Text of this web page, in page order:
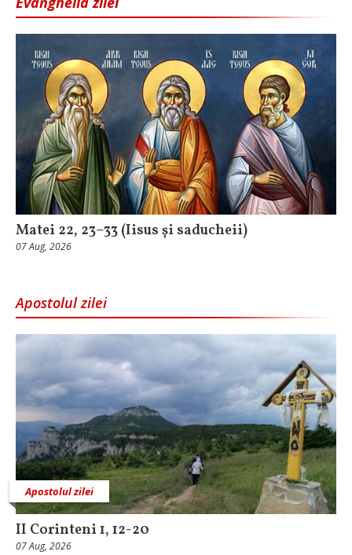
Matei 22, 23–33 (Iisus și saducheii)
07 Aug, 2026
Apostolul zilei
Apostolul zilei
II Corinteni 1, 12-20
07 Aug, 2026